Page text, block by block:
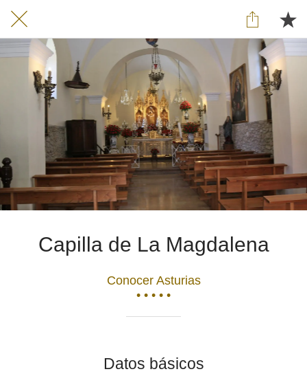
Capilla de La Magdalena
Conocer Asturias
• • • • •
Datos básicos